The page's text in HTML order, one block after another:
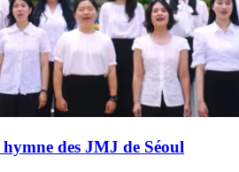
des JMJ de Séoul